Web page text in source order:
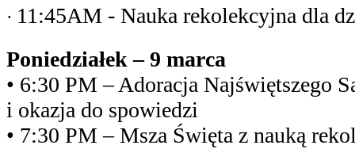
· 11:45AM - Nauka rekolekcyjna dla
Poniedziałek – 9 marca
• 6:30 PM – Adoracja Najświętszego
i okazja do spowiedzi
• 7:30 PM – Msza Święta z nauką